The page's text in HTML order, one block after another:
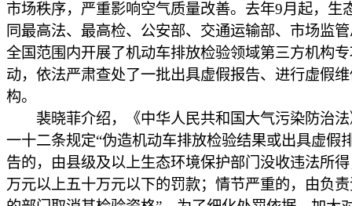
市场秩序，严重影响空气质量改善。去年9月起，生
同最高法、最高检、公安部、交通运输部、市场监
全国范围内开展了机动车排放检验领域第三方机构
动，依法严肃查处了一批出具虚假报告、进行虚假
构。
裴晓菲介绍，《中华人民共和国大气污染防治法
一十二条规定“伪造机动车排放检验结果或出具虚假
告的，由县级及以上生态环境保护部门没收违法所
万元以上五十万元以下的罚款；情节严重的，由负